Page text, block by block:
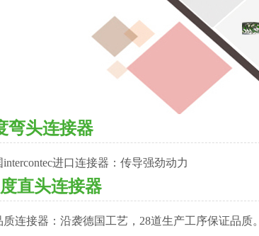
弯头连接器
intercontec进口连接器：传导强劲动力
直头连接器
质连接器：沿袭德国工艺，28道生产工序保证品质。